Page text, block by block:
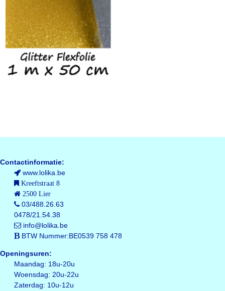
Contactinformatie:
www.lolika.be
Kreeftstraat 8
2500 Lier
03/488.26.63
0478/21.54.38
info@lolika.be
BTW Nummer:BE0539 758 478
Openingsuren:
Maandag: 18u-20u
Woensdag: 20u-22u
Zaterdag: 10u-12u